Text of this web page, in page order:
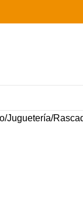
Juguetería